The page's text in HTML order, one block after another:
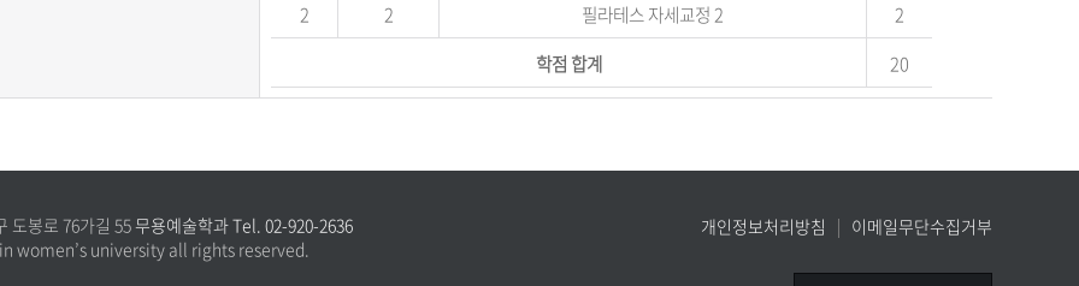
2
2 필라테스 자세교정 2
2
학점 합계
20
개인정보처리방침 이메일무단수집거부
도봉로 76가길 55무용예술학과 Tel. 02-920-2636
women’s university all rights reserved.